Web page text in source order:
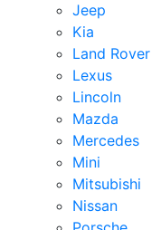
Jeep
Kia
Land Rover
Lexus
Lincoln
Mazda
Mercedes
Mini
Mitsubishi
Nissan